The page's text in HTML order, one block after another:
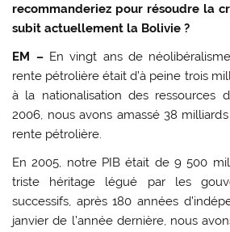
recommanderiez pour résoudre la
subit actuellement la Bolivie ?
EM –En vingt ans de
rente pétrolière était d’à peine trois
à la nationalisation des ressources
2006, nous avons amassé 38
rente pétrolière.
En 2005, notre PIB était de 9 500
triste héritage légué par les
successifs, après 180 années
janvier de l’année dernière, nous